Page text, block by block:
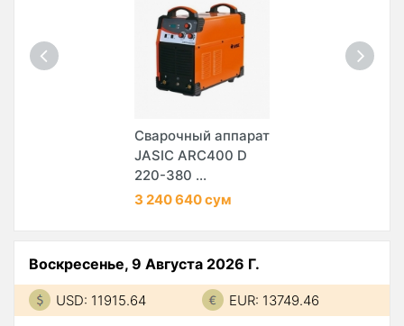
Сварочный аппарат
JASIC ARC400 D
220-380 ...
3 240 640 сум
Воскресенье, 9 Августа 2026 Г.
USD: 11915.64 EUR: 13749.46